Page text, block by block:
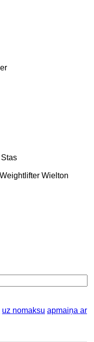
Stas
Weightlifter Wielton
uz nomaksu apmaiņa ar